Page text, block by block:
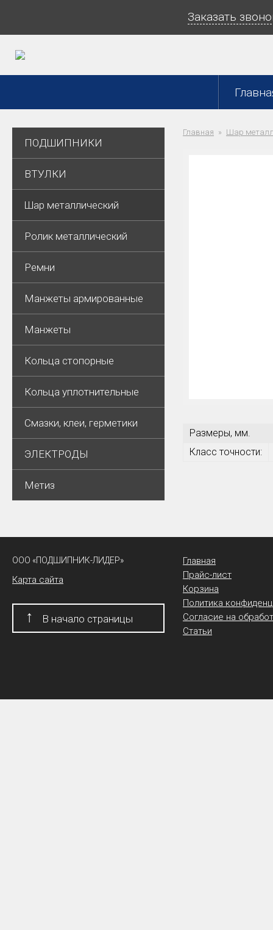
Заказать
ПОДШИПНИКИ
ВТУЛКИ
Шар металлический
Ролик металлический
Ремни
Манжеты армированные
Манжеты
Кольца стопорные
Кольца уплотнительные
Смазки, клеи, герметики
ЭЛЕКТРОДЫ
Метиз
Главная Шар
Размеры, мм.
Класс точности:
ООО «ПОДШИПНИК-ЛИДЕР»
Карта сайта
↑ В начало страницы
Главная
Прайс-лист
Корзина
Политика
Согласие на
Статьи